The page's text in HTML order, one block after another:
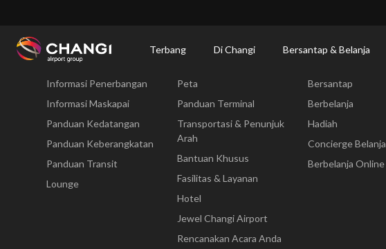
Terbang Di Changi Bersantap & Belanja
Changi
Terbang
Informasi Penerbangan
Informasi Maskapai
Panduan Kedatangan
Panduan Keberangkatan
Panduan Transit
Lounge
Peta
Panduan Terminal
Transportasi & Penunjuk
Arah
Bantuan Khusus
Fasilitas & Layanan
Hotel
Jewel Changi Airport
Rencanakan Acara Anda
Bersantap
Berbelanja
Hadiah
Concierge Belanja
Berbelanja Online